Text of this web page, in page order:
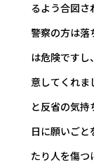
るよう合図さ
警察の方は落
は危険ですし
意してくれま
と反省の気
日に願いご
たり人を傷つ